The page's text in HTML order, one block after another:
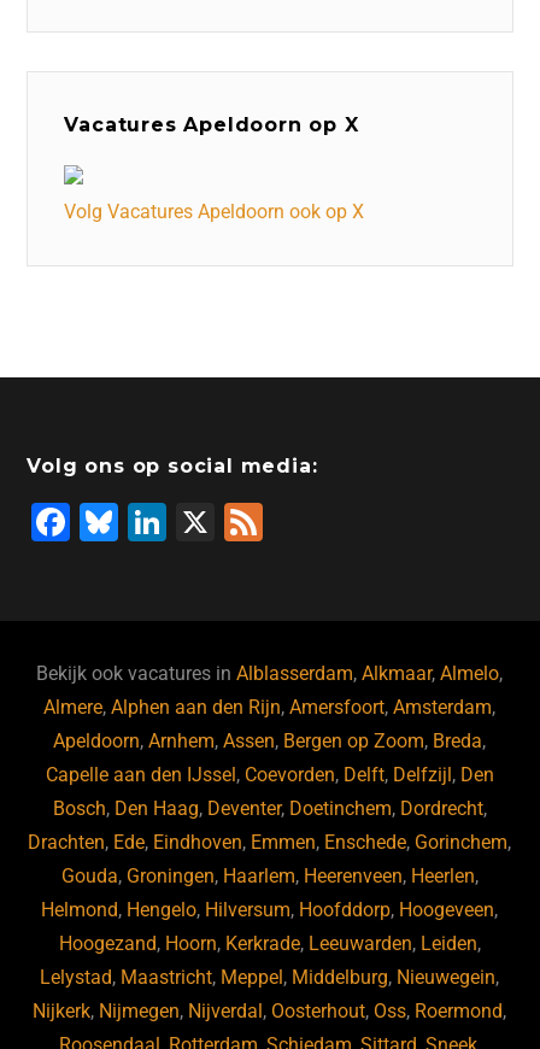
Vacatures Apeldoorn op X
Volg Vacatures Apeldoorn ook op X
Volg ons op social media:
F
b
o
o
k
Bl
ky
Li
dI
n
X
Bekijk ook vacatures inAlblasserdam,Alkmaar,Almelo,
Almere,Alphen aan den Rijn,Amersfoort,Amsterdam,
Apeldoorn,Arnhem,Assen, Bergen op Zoom, Breda,
Capelle aan den IJssel, Coevorden, Delft, Delfzijl, Den
Bosch, Den Haag, Deventer, Doetinchem, Dordrecht,
Drachten, Ede, Eindhoven, Emmen, Enschede, Gorinchem,
Gouda, Groningen, Haarlem, Heerenveen, Heerlen,
Helmond, Hengelo, Hilversum, Hoofddorp, Hoogeveen,
Hoogezand, Hoorn, Kerkrade, Leeuwarden, Leiden,
Lelystad, Maastricht, Meppel, Middelburg, Nieuwegein,
Nijkerk, Nijmegen, Nijverdal, Oosterhout, Oss, Roermond,
Roosendaal Rotterdam Schiedam Sittard Sneek,